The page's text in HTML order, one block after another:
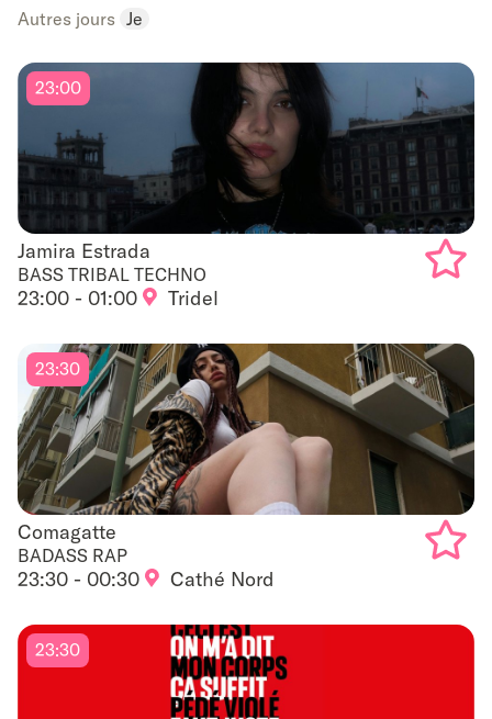
Autres jours Je
Jamira Estrada
Jamira Estrada
BASS TRIBAL TECHNO
23:00 - 01:00 Tridel
23:00
to
Comagatte
Comagatte
BADASS RAP
23:30 - 00:30 Cathé Nord
23:30
to
23:30